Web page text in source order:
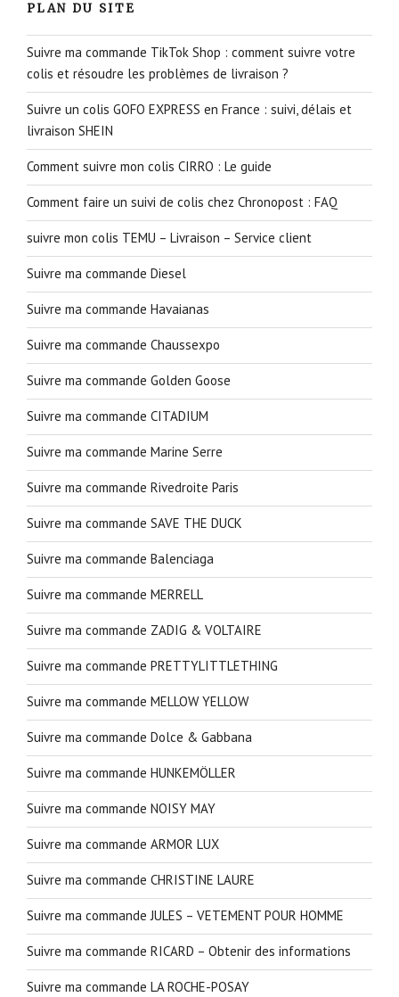
PLAN DU SITE
Suivre ma commande TikTok Shop : comment suivre votre
colis et résoudre les problèmes de livraison ?
Suivre un colis GOFO EXPRESS en France : suivi, délais et
livraison SHEIN
Comment suivre mon colis CIRRO : Le guide
Comment faire un suivi de colis chez Chronopost : FAQ
suivre mon colis TEMU – Livraison – Service client
Suivre ma commande Diesel
Suivre ma commande Havaianas
Suivre ma commande Chaussexpo
Suivre ma commande Golden Goose
Suivre ma commande CITADIUM
Suivre ma commande Marine Serre
Suivre ma commande Rivedroite Paris
Suivre ma commande SAVE THE DUCK
Suivre ma commande Balenciaga
Suivre ma commande MERRELL
Suivre ma commande ZADIG & VOLTAIRE
Suivre ma commande PRETTYLITTLETHING
Suivre ma commande MELLOW YELLOW
Suivre ma commande Dolce & Gabbana
Suivre ma commande HUNKEMÖLLER
Suivre ma commande NOISY MAY
Suivre ma commande ARMOR LUX
Suivre ma commande CHRISTINE LAURE
Suivre ma commande JULES – VETEMENT POUR HOMME
Suivre ma commande RICARD – Obtenir des informations
Suivre ma commande LA ROCHE-POSAY